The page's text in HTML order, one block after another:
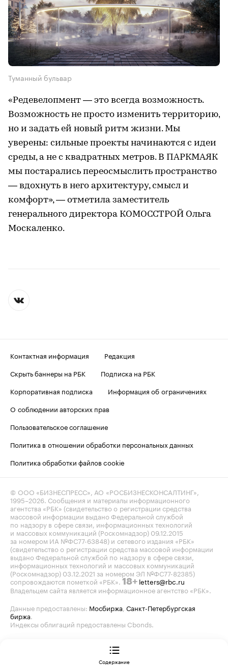
Туманный бульвар
«Редевелопмент — это всегда возможность.
Возможность не просто изменить территорию,
но и задать ей новый ритм жизни. Мы
уверены: сильные проекты начинаются с идеи
среды, а не с квадратных метров. В ПАРКМАЯК
мы постарались переосмыслить пространство
— вдохнуть в него архитектуру, смысл и
комфорт», — отметила заместитель
генерального директора КОМОССТРОЙ Ольга
Москаленко.
Контактная информация
Редакция
Скрыть баннеры на РБК
Подписка на РБК
Корпоративная подписка
Информация об ограничениях
О соблюдении авторских прав
Пользовательское соглашение
Политика в отношении обработки персональных данных
Политика обработки файлов cookie
© ООО «БИЗНЕСПРЕСС», АО «РОСБИЗНЕСКОНСАЛТИНГ»,
1995–2026. Сообщения и материалы информационного
агентства «РБК» (свидетельство о регистрации средства
массовой информации выдано Федеральной службой
по надзору в сфере связи, информационных технологий
и массовых коммуникаций (Роскомнадзор) 09.12.2015
за номером ИА №ФС77-63848) и сетевого издания «РБК»
(свидетельство о регистрации средства массовой информации
выдано Федеральной службой по надзору в сфере связи,
информационных технологий и массовых коммуникаций
(Роскомнадзор) 03.12.2021 за номером ЭЛ №ФС77-82385)
сопровождаются пометкой «РБК». 18+ letters@rbc.ru
Владельцем сайта является информационное агентство «РБК».
Данные предоставлены: Мосбиржа, Санкт-Петербургская
биржа.
Индексы облигаций предоставлены Cbonds.
Содержание